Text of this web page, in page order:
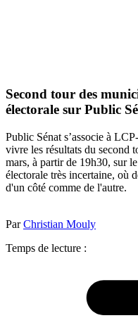
Second tour des
électorale sur Public
Public Sénat s’associe à
vivre les résultats du second
mars, à partir de 19h30, sur
électorale très incertaine, où
d'un côté comme de l'autre.
ParChristian Mouly
Temps de lecture :